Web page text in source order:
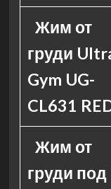
Жим от
груди
Gym UG-
CL631
Жим от
груди под